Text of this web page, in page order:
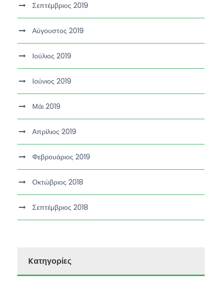
Σεπτέμβριος 2019
Αύγουστος 2019
Ιούλιος 2019
Ιούνιος 2019
Μάι 2019
Απρίλιος 2019
Φεβρουάριος 2019
Οκτώβριος 2018
Σεπτέμβριος 2018
Kατηγορίες